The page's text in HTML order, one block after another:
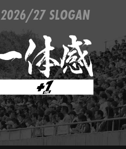
2026/27 SLOGAN